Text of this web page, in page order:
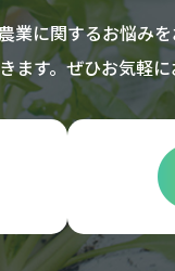
のとおりです。
用状況の閲覧を行
ービスや購入さ
ールアドレスを利
住所などの連絡先
年月日、住所、
業に関するお悩みを
ます。ぜひお気軽に